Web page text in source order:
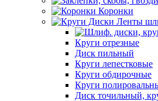
Коронки
Круги отрезные
Диск пильный
Круги лепестковые
Круги обдирочные
Круги
Диск точильный,